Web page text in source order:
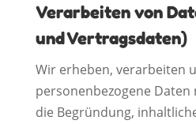
Verarbeiten von
und Vertragsdaten)
Wir erheben, verarbeiten
personenbezogene
die Begründung,